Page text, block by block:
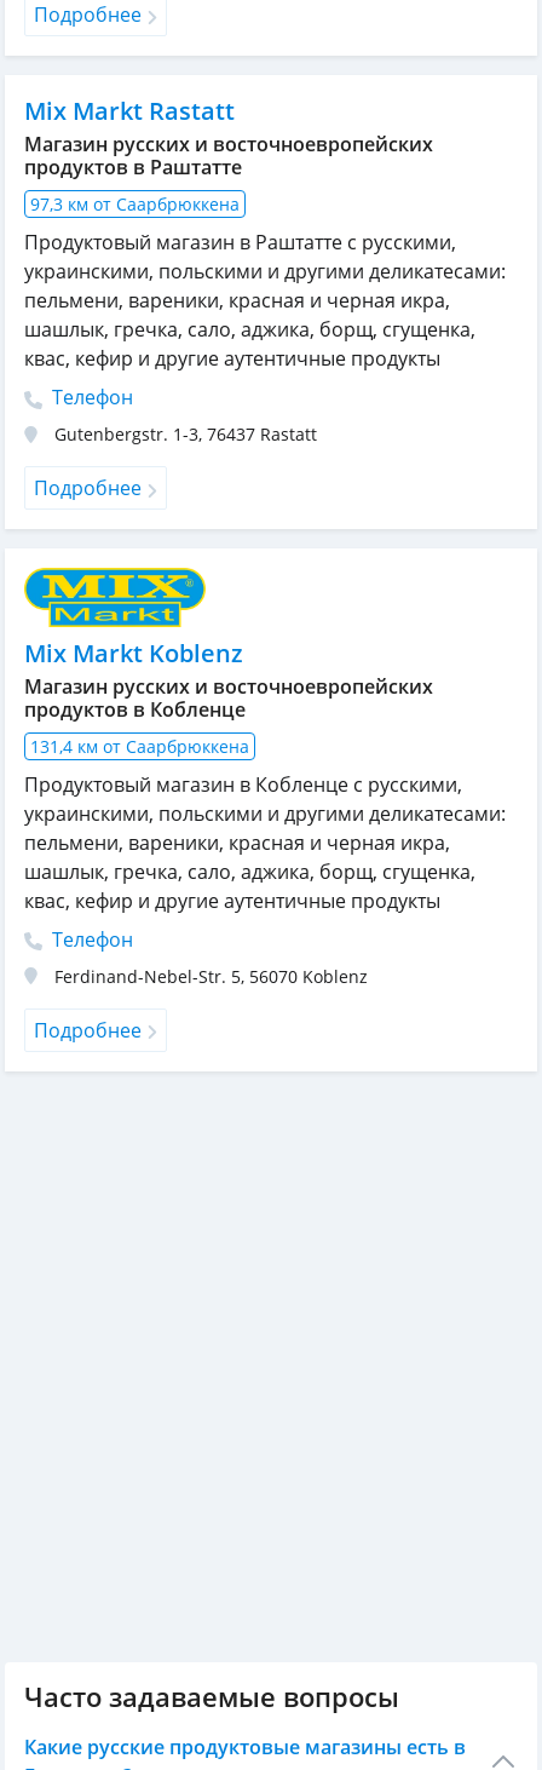
Подробнее
Mix Markt Rastatt
Магазин русских и восточноевропейских
продуктов в Раштатте
97,3 км от Саарбрюккена
Продуктовый магазин в Раштатте с русскими,
украинскими, польскими и другими деликатесами:
пельмени, вареники, красная и черная икра,
шашлык, гречка, сало, аджика, борщ, сгущенка,
квас, кефир и другие аутентичные продукты
Телефон
Gutenbergstr. 1-3, 76437 Rastatt
Подробнее
Mix Markt Koblenz
Магазин русских и восточноевропейских
продуктов в Кобленце
131,4 км от Саарбрюккена
Продуктовый магазин в Кобленце с русскими,
украинскими, польскими и другими деликатесами:
пельмени, вареники, красная и черная икра,
шашлык, гречка, сало, аджика, борщ, сгущенка,
квас, кефир и другие аутентичные продукты
Телефон
Ferdinand-Nebel-Str. 5, 56070 Koblenz
Подробнее
Часто задаваемые вопросы
Какие русские продуктовые магазины есть в